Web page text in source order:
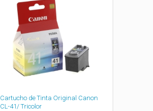
Cartucho de Tinta Original Canon
CL-41/ Tricolor